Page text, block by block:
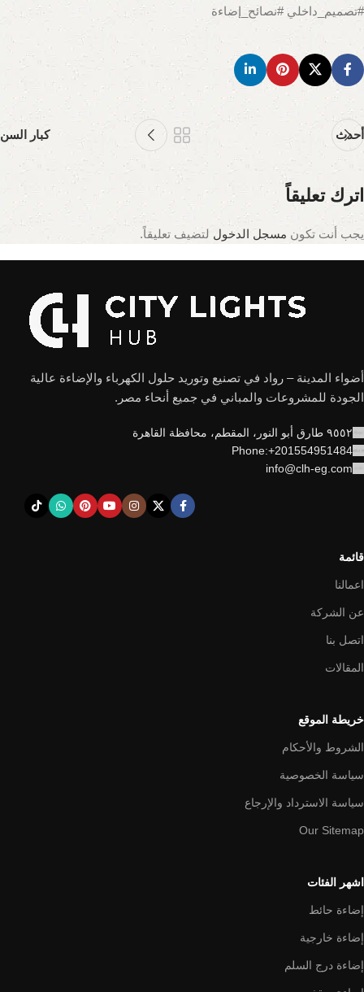
#تصميم_داخلي #نصائح_إضاءة
أحدث كبار السن
اترك تعليقاً
يجب أنت تكون مسجل الدخول لتضيف تعليقاً.
أضواء المدينة – رواد في تصنيع وتوريد حلول الكهرباء والإضاءة عالية
الجودة للمشروعات والمباني في جميع أنحاء مصر.
٩٥٥٢ طارق أبو النور، المقطم، محافظة القاهرة
Phone:+201554951484
info@clh-eg.com
قائمة
اعمالنا
عن الشركة
اتصل بنا
المقالات
خريطة الموقع
الشروط والأحكام
سياسة الخصوصية
سياسة الاسترداد والإرجاع
Our Sitemap
اشهر الفئات
إضاءة حائط
إضاءة خارجية
إضاءة درج السلم